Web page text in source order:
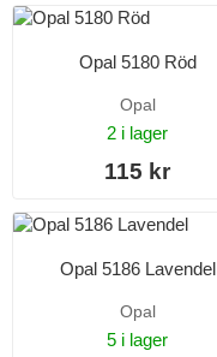
Opal 5180 Röd
Opal
2 i lager
115 kr
Opal 5186 Lavendel
Opal
5 i lager